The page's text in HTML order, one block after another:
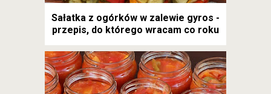
Sałatka z ogórków w zalewie gyros -
przepis, do którego wracam co roku